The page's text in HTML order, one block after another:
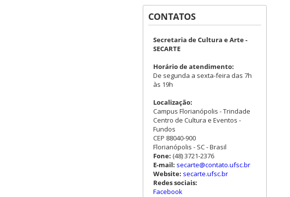
CONTATOS
Secretaria de Cultura e Arte -
SECARTE
Horário de atendimento:
De segunda a sexta-feira das 7h
às 19h
Localização:
Campus Florianópolis - Trindade
Centro de Cultura e Eventos -
Fundos
CEP 88040-900
Florianópolis - SC - Brasil
Fone: (48) 3721-2376
E-mail: secarte@contato.ufsc.br
Website: secarte.ufsc.br
Redes sociais:
Facebook